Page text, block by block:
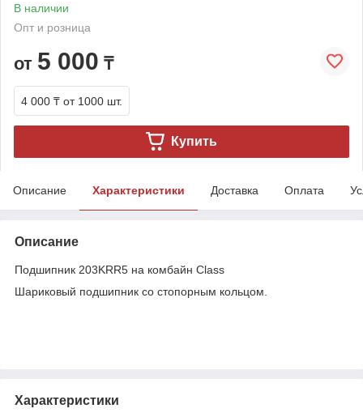
В наличии
Опт и розница
от 5 000 ₸
4 000 ₸ от 1000 шт.
Купить
Описание Характеристики Доставка Оплата
Описание
Подшипник 203KRR5 на комбайн Class
Шариковый подшипник со стопорным кольцом.
Характеристики